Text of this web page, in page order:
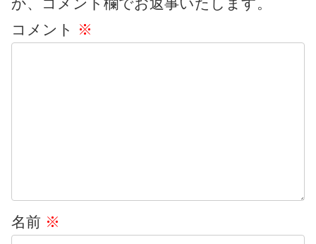
コメント
※
名前 ※